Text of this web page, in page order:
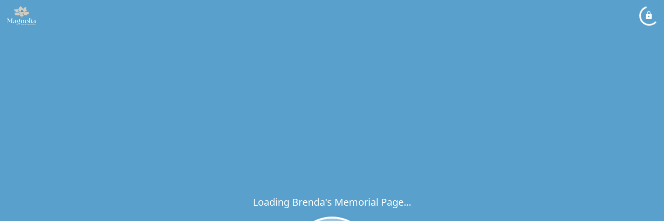
Loading Brenda's Memorial Page...